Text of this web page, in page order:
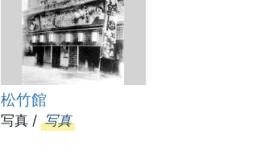
松竹館
写真 / 写真